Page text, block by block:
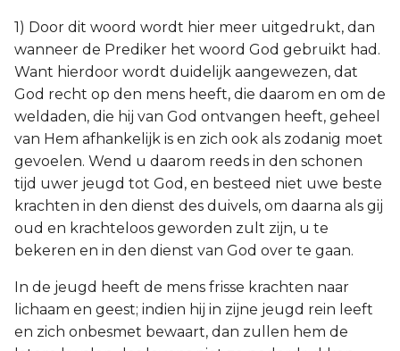
Galaten
Éfeze
Filippenzen
Kolossenzen
1 Thessalonicenzen
1 Timótheüs
1) Door dit woord wordt hier meer uitgedrukt, dan
wanneer de Prediker het woord God gebruikt had.
Want hierdoor wordt duidelijk aangewezen, dat
God recht op den mens heeft, die daarom en om de
weldaden, die hij van God ontvangen heeft, geheel
van Hem afhankelijk is en zich ook als zodanig moet
gevoelen. Wend u daarom reeds in den schonen
tijd uwer jeugd tot God, en besteed niet uwe beste
krachten in den dienst des duivels, om daarna als gij
oud en krachteloos geworden zult zijn, u te
bekeren en in den dienst van God over te gaan.
In de jeugd heeft de mens frisse krachten naar
lichaam en geest; indien hij in zijne jeugd rein leeft
en zich onbesmet bewaart, dan zullen hem de